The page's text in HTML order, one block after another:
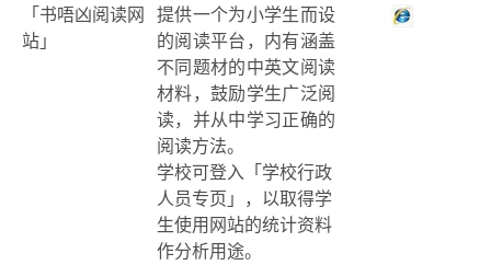
「书唔凶阅读网
站」
提供一个为小学生而设
的阅读平台，内有涵盖
不同题材的中英文阅读
材料，鼓励学生广泛阅
读，并从中学习正确的
阅读方法。
学校可登入「学校行政
人员专页」，以取得学
生使用网站的统计资料
作分析用途。